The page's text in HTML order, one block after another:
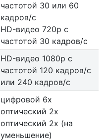
частотой 30 или 60
кадров/ с
HD-видео 720p с
частотой 30 кадров/ с
HD-видео 1080р c
частотой 120 кадров/ с
или 240 кадров/ с
цифровой 6х
оптический 2x
оптический 2x (на
уменьшение)